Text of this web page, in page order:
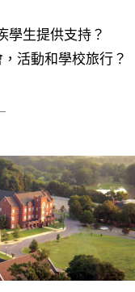
學生提供支持？
活動和學校旅行？